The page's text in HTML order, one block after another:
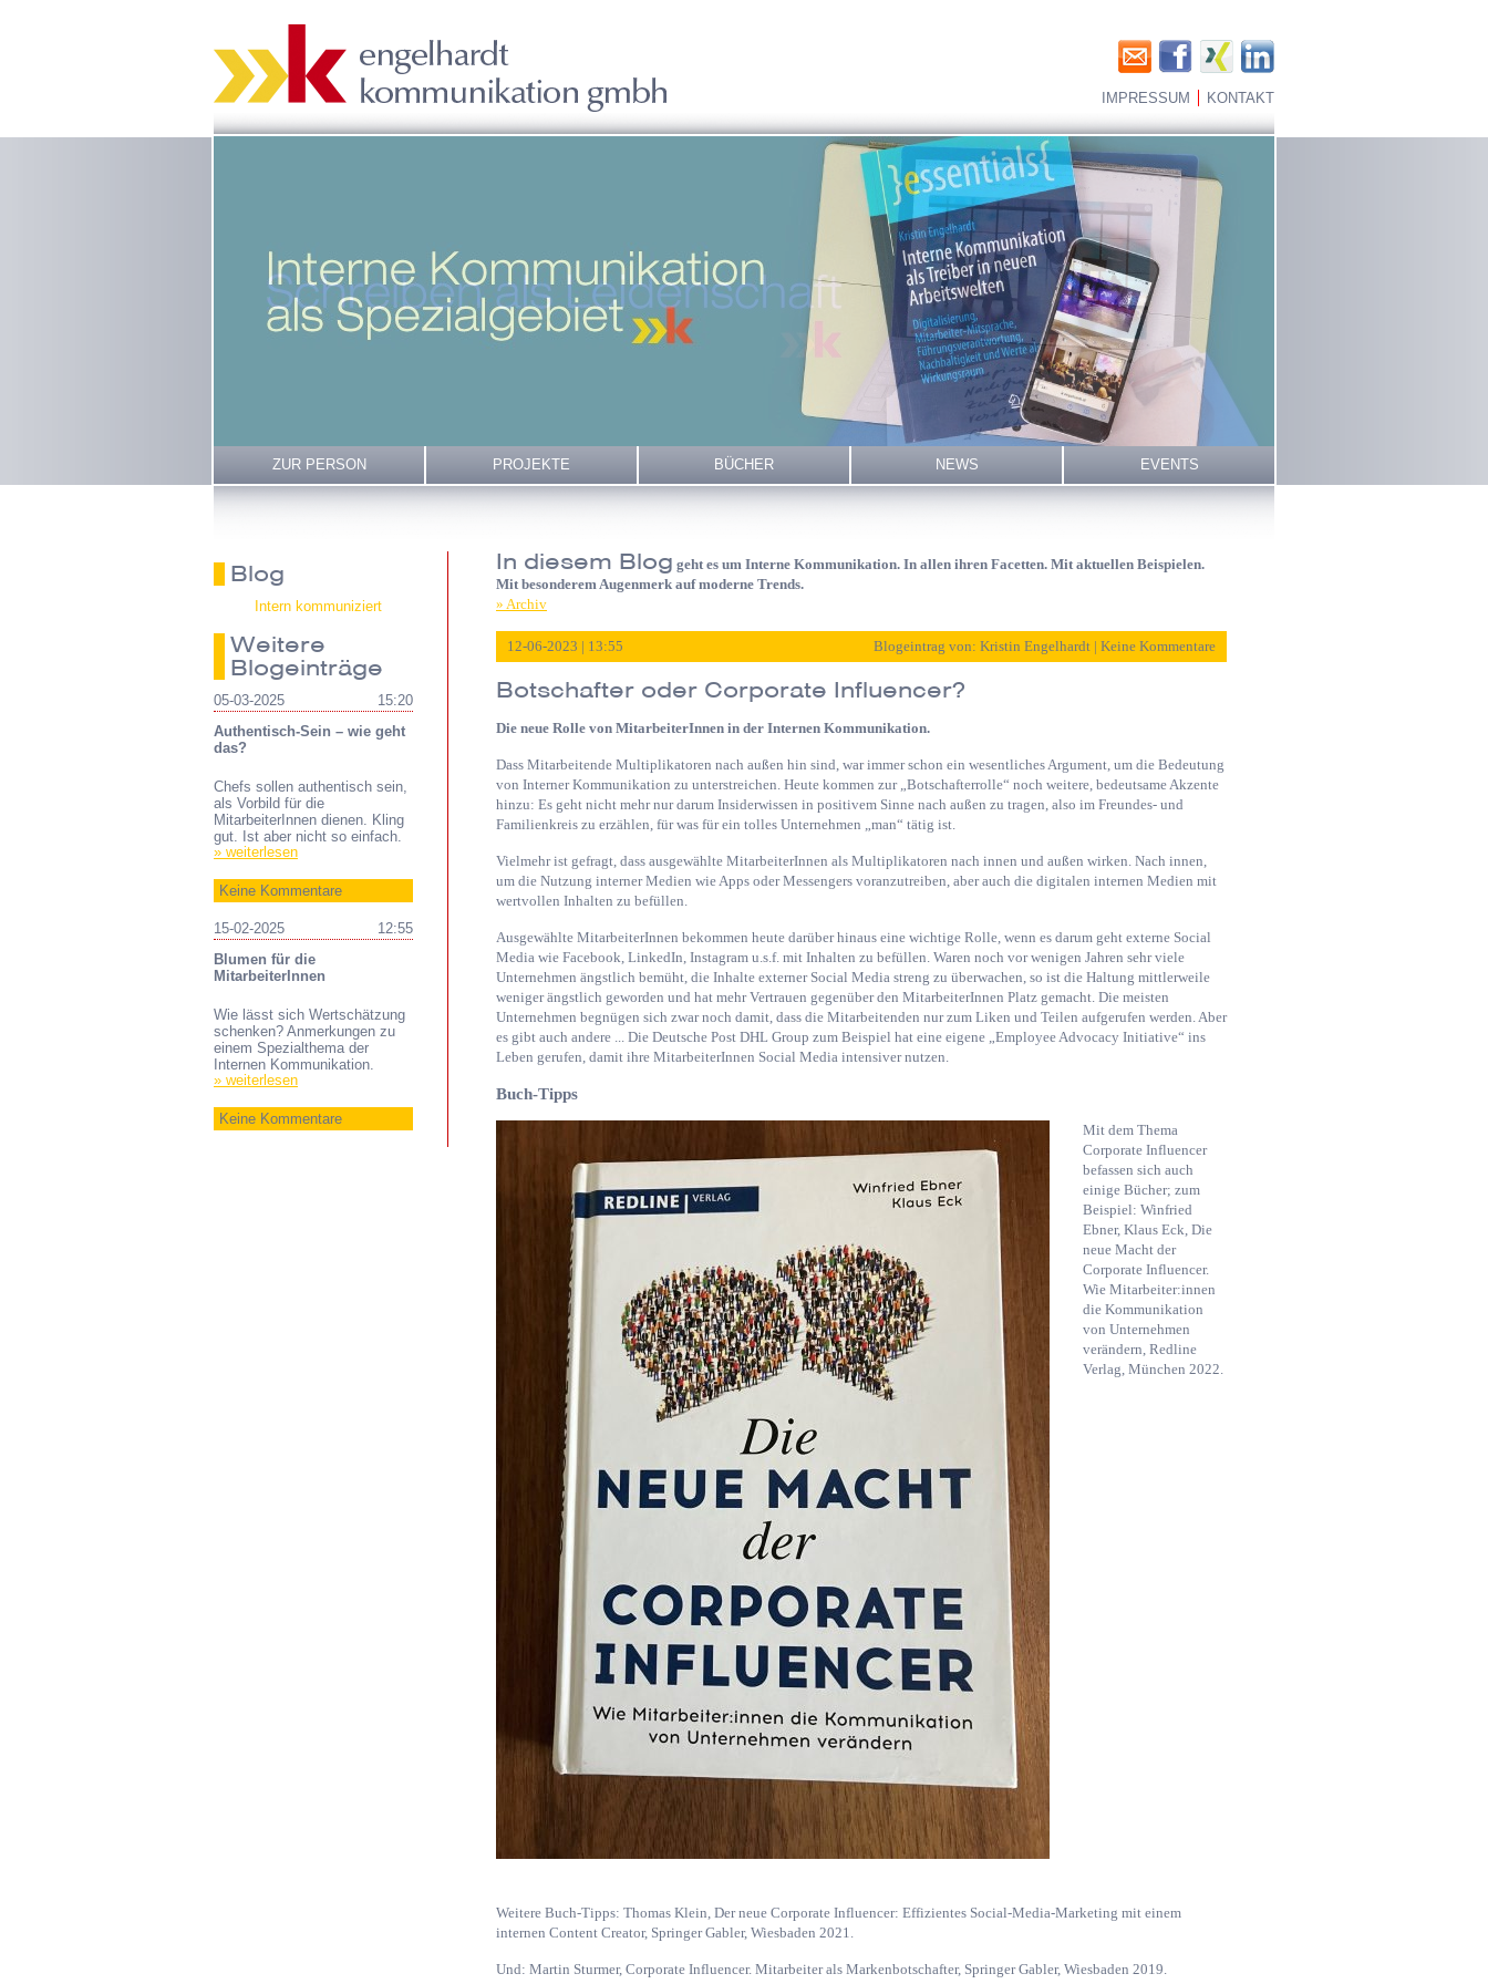
KONTAKT
IMPRESSUM
ZUR PERSON PROJEKTE BÜCHER NEWS EVENTS
Blog
Intern kommuniziert
Weitere
Blogeinträge
05-03-2025
15:20
Authentisch-Sein – wie geht
das?
Chefs sollen authentisch sein,
als Vorbild für die
MitarbeiterInnen dienen. Kling
gut. Ist aber nicht so einfach.
» weiterlesen
Keine Kommentare
15-02-2025
12:55
Blumen für die
MitarbeiterInnen
Wie lässt sich Wertschätzung
schenken? Anmerkungen zu
einem Spezialthema der
Internen Kommunikation.
» weiterlesen
Keine Kommentare
In diesem Blog geht es um Interne Kommunikation. In allen ihren Facetten. Mit aktuellen Beispielen.
Mit besonderem Augenmerk auf moderne Trends.
» Archiv
12-06-2023 | 13:55 Blogeintrag von: Kristin Engelhardt | Keine Kommentare
Botschafter oder Corporate Influencer?
Die neue Rolle von MitarbeiterInnen in der Internen Kommunikation.
Dass Mitarbeitende Multiplikatoren nach außen hin sind, war immer schon ein wesentliches Argument, um die Bedeutung
von Interner Kommunikation zu unterstreichen. Heute kommen zur „Botschafterrolle“ noch weitere, bedeutsame Akzente
hinzu: Es geht nicht mehr nur darum Insiderwissen in positivem Sinne nach außen zu tragen, also im Freundes- und
Familienkreis zu erzählen, für was für ein tolles Unternehmen „man“ tätig ist.
Vielmehr ist gefragt, dass ausgewählte MitarbeiterInnen als Multiplikatoren nach innen und außen wirken. Nach innen,
um die Nutzung interner Medien wie Apps oder Messengers voranzutreiben, aber auch die digitalen internen Medien mit
wertvollen Inhalten zu befüllen.
Ausgewählte MitarbeiterInnen bekommen heute darüber hinaus eine wichtige Rolle, wenn es darum geht externe Social
Media wie Facebook, LinkedIn, Instagram u.s.f. mit Inhalten zu befüllen. Waren noch vor wenigen Jahren sehr viele
Unternehmen ängstlich bemüht, die Inhalte externer Social Media streng zu überwachen, so ist die Haltung mittlerweile
weniger ängstlich geworden und hat mehr Vertrauen gegenüber den MitarbeiterInnen Platz gemacht. Die meisten
Unternehmen begnügen sich zwar noch damit, dass die Mitarbeitenden nur zum Liken und Teilen aufgerufen werden. Aber
es gibt auch andere ... Die Deutsche Post DHL Group zum Beispiel hat eine eigene „Employee Advocacy Initiative“ ins
Leben gerufen, damit ihre MitarbeiterInnen Social Media intensiver nutzen.
Buch-Tipps
Mit dem Thema
Corporate Influencer
befassen sich auch
einige Bücher; zum
Beispiel: Winfried
Ebner, Klaus Eck, Die
neue Macht der
Corporate Influencer.
Wie Mitarbeiter:innen
die Kommunikation
von Unternehmen
verändern, Redline
Verlag, München 2022.
Weitere Buch-Tipps: Thomas Klein, Der neue Corporate Influencer: Effizientes Social-Media-Marketing mit einem
internen Content Creator, Springer Gabler, Wiesbaden 2021.
Und: Martin Sturmer, Corporate Influencer. Mitarbeiter als Markenbotschafter, Springer Gabler, Wiesbaden 2019.